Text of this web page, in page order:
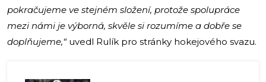
pokračujeme ve stejném složení, protože spolupráce
mezi námi je výborná, skvěle si rozumíme a dobře se
doplňujeme,“uvedl Rulík pro stránky hokejového svazu.